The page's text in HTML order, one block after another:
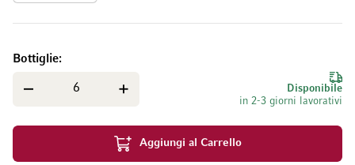
Disponibile
in 2-3 giorni lavorativi
Bottiglie
Aggiungi al Carrello